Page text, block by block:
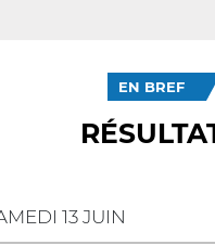
EN BREF
13 JUIN